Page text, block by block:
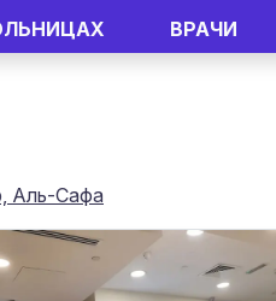
ВРАЧИ
Аль-Сафа